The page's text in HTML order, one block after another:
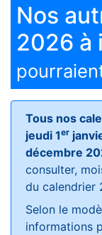
Nos
2026 à
Tous nos
jeudi 1er
décembre
consulter,
du calendrier
Selon le
informations